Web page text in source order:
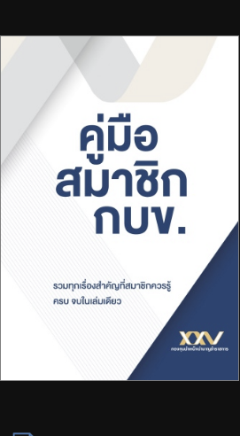
จัดซื้อจัดจ้าง
บริการเจ้าหน้าที่ส่วนราชการ
ร่วมงานกับเรา
ติดต่อเรา